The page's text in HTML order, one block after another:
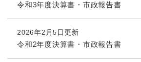
令和3年度決算書・市政報告書
2026年2月5日更新
令和2年度決算書・市政報告書